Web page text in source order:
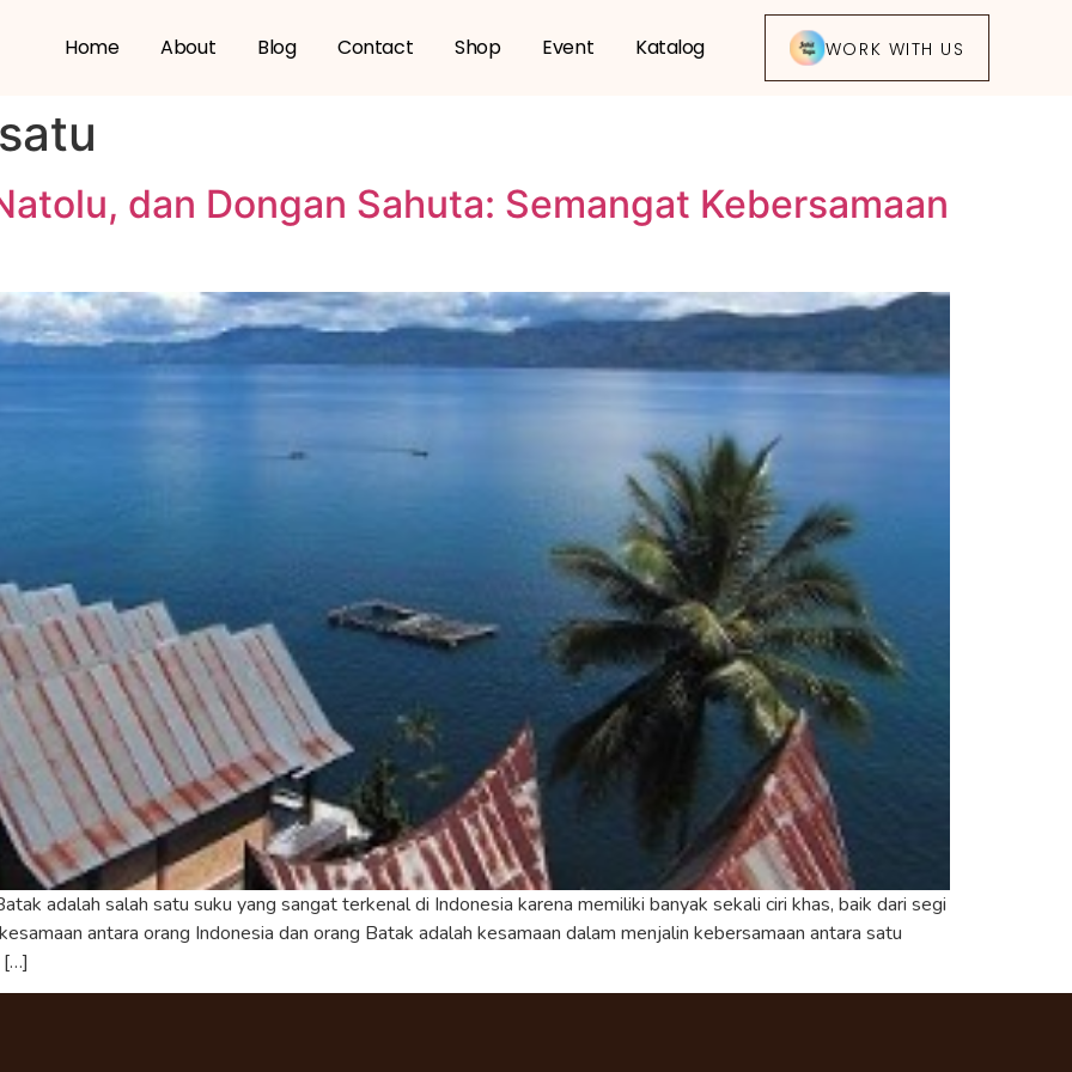
Home About Blog Contact Shop Event Katalog WORK WITH US
dan Dongan Sahuta: Semangat Kebersamaan
adalah salah satu suku yang sangat terkenal di Indonesia karena memiliki banyak sekali ciri khas, baik dari segi
antara orang Indonesia dan orang Batak adalah kesamaan dalam menjalin kebersamaan antara satu
[…]